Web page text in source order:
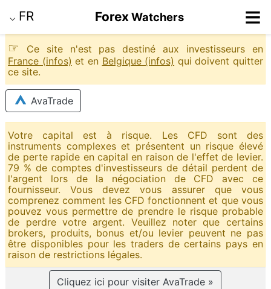
⌵ FR Forex Watchers ≡
☞
Ce site n'est pas destiné aux investisseurs en
France (infos) et en Belgique (infos) qui doivent quitter
ce site.
AvaTrade
Votre capital est à risque. Les CFD sont des
instruments complexes et présentent un risque élevé
de perte rapide en capital en raison de l'effet de levier.
79 % de comptes d'investisseurs de détail perdent de
l'argent lors de la négociation de CFD avec ce
fournisseur. Vous devez vous assurer que vous
comprenez comment les CFD fonctionnent et que vous
pouvez vous permettre de prendre le risque probable
de perdre votre argent. Veuillez noter que certains
brokers, produits, bonus et/ou levier peuvent ne pas
être disponibles pour les traders de certains pays en
raison de restrictions légales.
Cliquez ici pour visiter AvaTrade »